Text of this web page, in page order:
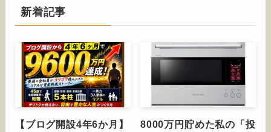
新着記事
【ブログ開設4年6か月】
8000万円貯めた私の「投